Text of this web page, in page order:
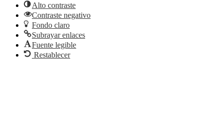
Alto contraste
Contraste negativo
Fondo claro
Subrayar enlaces
Fuente legible
Restablecer